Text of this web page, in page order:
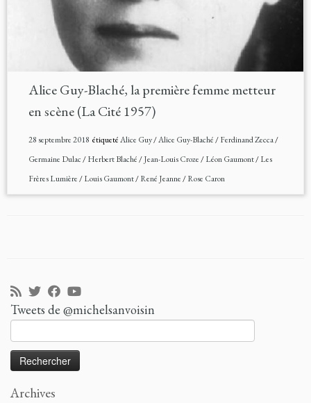
Alice Guy-Blaché, la première femme metteur
en scène (La Cité 1957)
28 septembre 2018 étiquetéAlice Guy/Alice Guy-Blaché/Ferdinand Zecca/
Germaine Dulac/Herbert Blaché/Jean-Louis Croze/Léon Gaumont/Les
Frères Lumière/Louis Gaumont/René Jeanne/Rose Caron
Tweets de @michelsanvoisin
Archives